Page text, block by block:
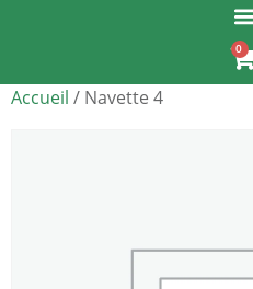
0
Accueil / Navette 4